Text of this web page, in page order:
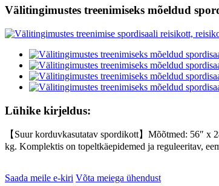
Välitingimustes treenimiseks mõeldud
Lühike kirjeldus:
【Suur korduvkasutatav spordikott】Mõõtmed: 56″ x
kg. Komplektis on topeltkäepidemed ja reguleeritav,
Saada meile e-kiri Võta meiega ühendust